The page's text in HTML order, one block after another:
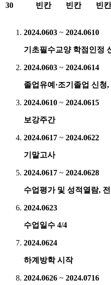
30 빈칸 빈칸 빈칸
2024.0603 ~ 2024.0610
기초필수교양 학점인정
2024.0603 ~ 2024.0614
졸업유예·조기졸업 신청
2024.0610 ~ 2024.0615
보강주간
2024.0617 ~ 2024.0622
기말고사
2024.0617 ~ 2024.0628
수업평가 및 성적열람,
2024.0623
수업일수 4/4
2024.0624
하계방학 시작
2024.0626 ~ 2024.0716